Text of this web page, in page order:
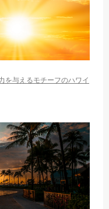
を与えるモチーフのハワイ